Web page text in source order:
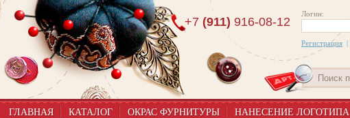
Логин:
Регистрация |
+7 (911) 916-08-12
ГЛАВНАЯ КАТАЛОГ ОКРАС ФУРНИТУРЫ НАНЕСЕНИЕ ЛОГОТИПА